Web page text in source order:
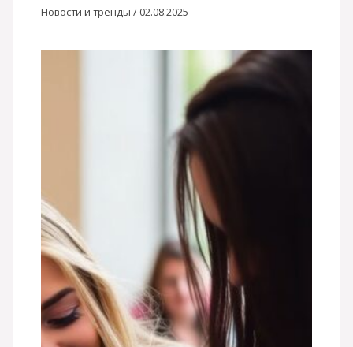
Новости и тренды / 02.08.2025